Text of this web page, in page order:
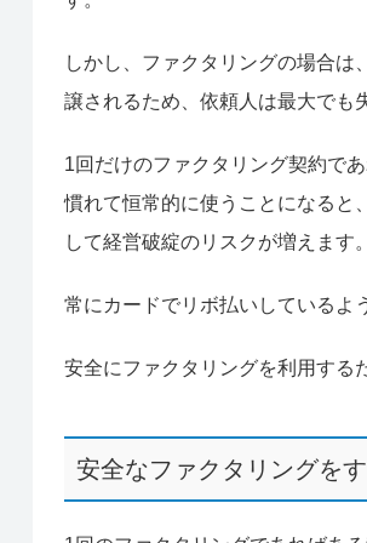
しかし、ファクタリングの場合
譲されるため、依頼人は最大でも
1回だけのファクタリング契約で
慣れて恒常的に使うことになると
して経営破綻のリスクが増えます。
常にカードでリボ払いしているよ
安全にファクタリングを利用する
安全なファクタリングを